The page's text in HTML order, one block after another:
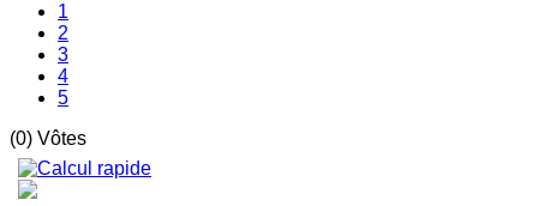
1
2
3
4
5
(0) Vôtes